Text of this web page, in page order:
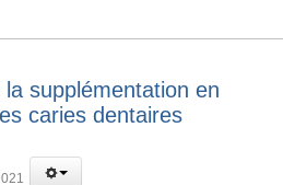
supplémentation en
caries dentaires